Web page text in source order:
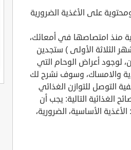
على الأغذية الضرورية
منذ امتصاصها في أمعائك،
الثلاثة الأولى ) ستجدين
لوجود أعراض الوحام التي
والامساك، وسوف نشرح لك
التوصل للتوازن الغذائي
الغذائية التالية: يجب أن
الأساسية، الضرورية،